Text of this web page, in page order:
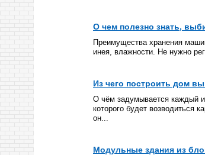
О чем полезно знать,
Преимущества хранения
инея, влажности. Не нужно
Из чего построить дом
О чём задумывается каждый
которого будет возводиться
он...
Модульные здания из